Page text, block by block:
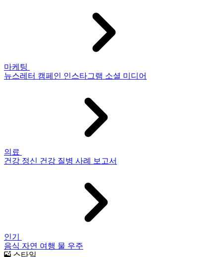
마케팅
뉴스레터 캠페인 인스타그램 소셜 미디어
의료
건강 정신 건강 질병 사례 보고서
인기
음식 자연 여행 물 우주
스타일